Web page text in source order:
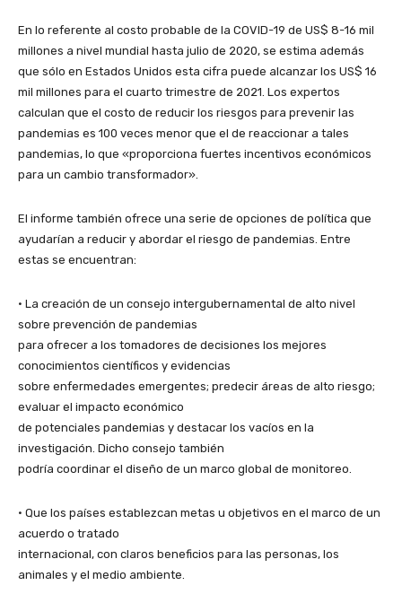
En lo referente al costo probable de la COVID-19 de US$ 8-16 mil
millones a nivel mundial hasta julio de 2020, se estima además
que sólo en Estados Unidos esta cifra puede alcanzar los US$ 16
mil millones para el cuarto trimestre de 2021. Los expertos
calculan que el costo de reducir los riesgos para prevenir las
pandemias es 100 veces menor que el de reaccionar a tales
pandemias, lo que «proporciona fuertes incentivos económicos
para un cambio transformador».
El informe también ofrece una serie de opciones de política que
ayudarían a reducir y abordar el riesgo de pandemias. Entre
estas se encuentran:
• La creación de un consejo intergubernamental de alto nivel
sobre prevención de pandemias
para ofrecer a los tomadores de decisiones los mejores
conocimientos científicos y evidencias
sobre enfermedades emergentes; predecir áreas de alto riesgo;
evaluar el impacto económico
de potenciales pandemias y destacar los vacíos en la
investigación. Dicho consejo también
podría coordinar el diseño de un marco global de monitoreo.
• Que los países establezcan metas u objetivos en el marco de un
acuerdo o tratado
internacional, con claros beneficios para las personas, los
animales y el medio ambiente.